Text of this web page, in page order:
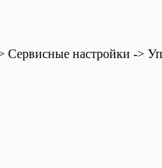
настройки ->